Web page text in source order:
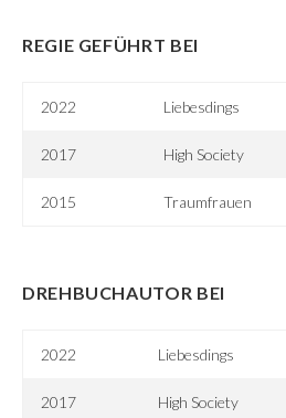
REGIE GEFÜHRT BEI
2022 Liebesdings
2017 High Society
2015 Traumfrauen
DREHBUCHAUTOR BEI
2022 Liebesdings
2017 High Society